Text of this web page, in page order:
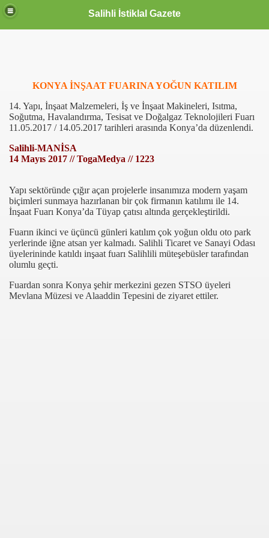
Salihli İstiklal Gazete
KONYA İNŞAAT FUARINA YOĞUN KATILIM
14. Yapı, İnşaat Malzemeleri, İş ve İnşaat Makineleri, Isıtma,
Soğutma, Havalandırma, Tesisat ve Doğalgaz Teknolojileri Fuarı
11.05.2017 / 14.05.2017 tarihleri arasında Konya’da düzenlendi.
Salihli-MANİSA
14 Mayıs 2017 // TogaMedya // 1223
Yapı sektöründe çığır açan projelerle insanımıza modern yaşam
biçimleri sunmaya hazırlanan bir çok firmanın katılımı ile 14.
İnşaat Fuarı Konya’da Tüyap çatısı altında gerçekleştirildi.
Fuarın ikinci ve üçüncü günleri katılım çok yoğun oldu oto park
yerlerinde iğne atsan yer kalmadı. Salihli Ticaret ve Sanayi Odası
üyelerininde katıldı inşaat fuarı Salihlili müteşebüsler tarafından
olumlu geçti.
Fuardan sonra Konya şehir merkezini gezen STSO üyeleri
Mevlana Müzesi ve Alaaddin Tepesini de ziyaret ettiler.